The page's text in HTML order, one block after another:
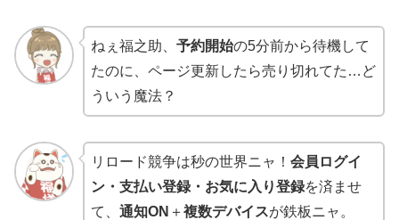
ねぇ福之助、 予約開始の5分前から待機して
たのに、ページ更新したら売り切れてた…ど
ういう魔法？
リロード競争は秒の世界ニャ！ 会員ログイ
ン・支払い登録・お気に入り登録を済ませ
て、 通知ON ＋複数デバイスが鉄板ニャ。